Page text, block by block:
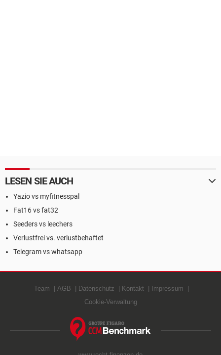
LESEN SIE AUCH
Yazio vs myfitnesspal
Fat16 vs fat32
Seeders vs leechers
Verlustfrei vs. verlustbehaftet
Telegram vs whatsapp
Team AGB Datenschutz Kontakt
Impressum
Cookie-Verwaltung